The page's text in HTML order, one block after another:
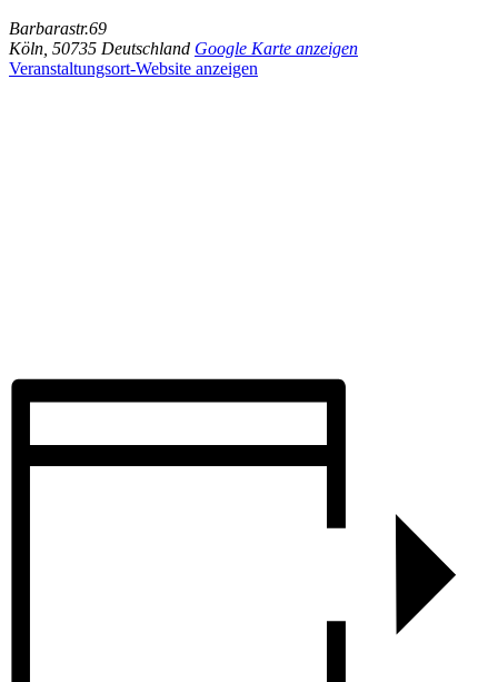
Barbarastr.69
Köln 50735 Deutschland Google Karte anzeigen
Veranstaltungsort-Website anzeigen